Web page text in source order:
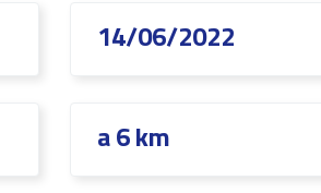
14/06/2022
a 6 km